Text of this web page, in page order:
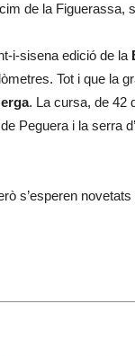
de la Figuerassa,
i-sisena edició de la
Tot i que la
. La cursa, de 42
Peguera i la serra
s’esperen